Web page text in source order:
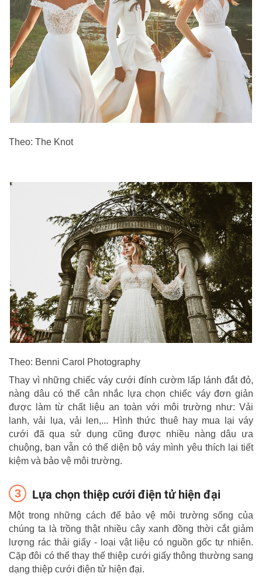
Theo: The Knot
Theo: Benni Carol Photography
Thay vì những chiếc váy cưới đính cườm lấp lánh đắt đỏ,
nàng dâu có thể cân nhắc lựa chọn chiếc váy đơn giản
được làm từ chất liệu an toàn với môi trường như: Vải
lanh, vải lụa, vải len,... Hình thức thuê hay mua lại váy
cưới đã qua sử dụng cũng được nhiều nàng dâu ưa
chuộng, bạn vẫn có thể diện bộ váy mình yêu thích lại tiết
kiệm và bảo vệ môi trường.
Lựa chọn thiệp cưới điện tử hiện đại
Một trong những cách để bảo vệ môi trường sống của
chúng ta là trồng thật nhiều cây xanh đồng thời cắt giảm
lượng rác thải giấy - loại vật liệu có nguồn gốc tự nhiên.
Cặp đôi có thể thay thế thiệp cưới giấy thông thường sang
dạng thiệp cưới điện tử hiện đại.